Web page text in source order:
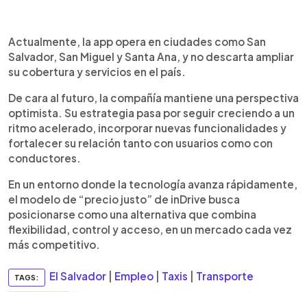
Actualmente, la app opera en ciudades como San
Salvador, San Miguel y Santa Ana, y no descarta ampliar
su cobertura y servicios en el país.
De cara al futuro, la compañía mantiene una perspectiva
optimista. Su estrategia pasa por seguir creciendo a un
ritmo acelerado, incorporar nuevas funcionalidades y
fortalecer su relación tanto con usuarios como con
conductores.
En un entorno donde la tecnología avanza rápidamente,
el modelo de “precio justo” de inDrive busca
posicionarse como una alternativa que combina
flexibilidad, control y acceso, en un mercado cada vez
más competitivo.
TAGS: El Salvador Empleo Taxis Transporte